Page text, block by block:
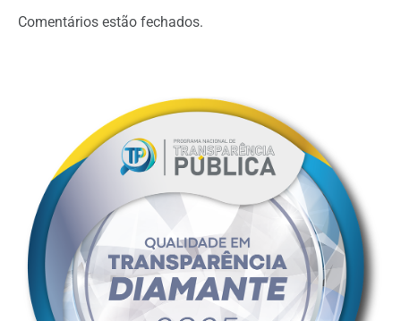
Comentários estão fechados.